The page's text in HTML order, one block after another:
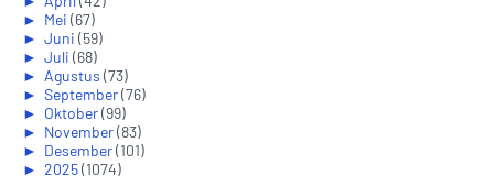
► Mei (67)
► Juni (59)
► Juli (68)
► Agustus (73)
► September(76)
► Oktober(99)
► November(83)
► Desember(101)
► 2025(1074)